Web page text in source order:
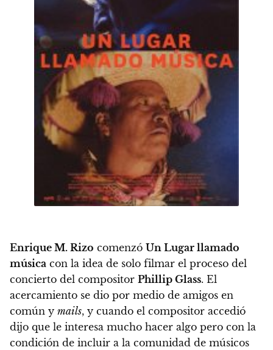
Enrique M. Rizo comenzó Un Lugar llamado
música con la idea de solo filmar el proceso del
concierto del compositor Phillip Glass. El
acercamiento se dio por medio de amigos en
común y mails, y cuando el compositor accedió
dijo que le interesa mucho hacer algo pero con la
condición de incluir a la comunidad de músicos